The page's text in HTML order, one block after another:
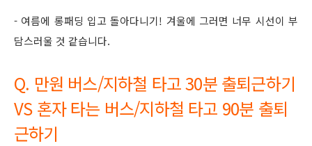
- 여름에 롱패딩 입고 돌아다니기! 겨울에 그러면 너무 시선이 부
담스러울 것 같습니다.
Q. 만원 버스/지하철 타고 30분 출퇴근하기
VS 혼자 타는 버스/지하철 타고 90분 출퇴
근하기